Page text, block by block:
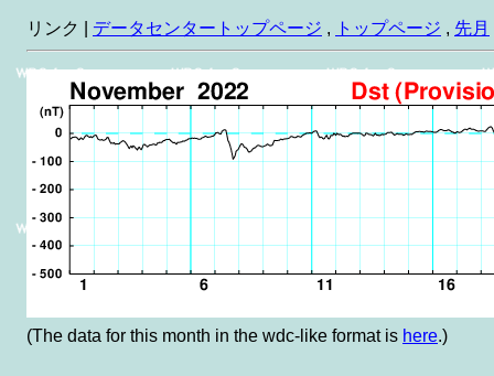
リンク | データセンタートップページ , トップページ , 先月
(The data for this month in the wdc-like format is here.)